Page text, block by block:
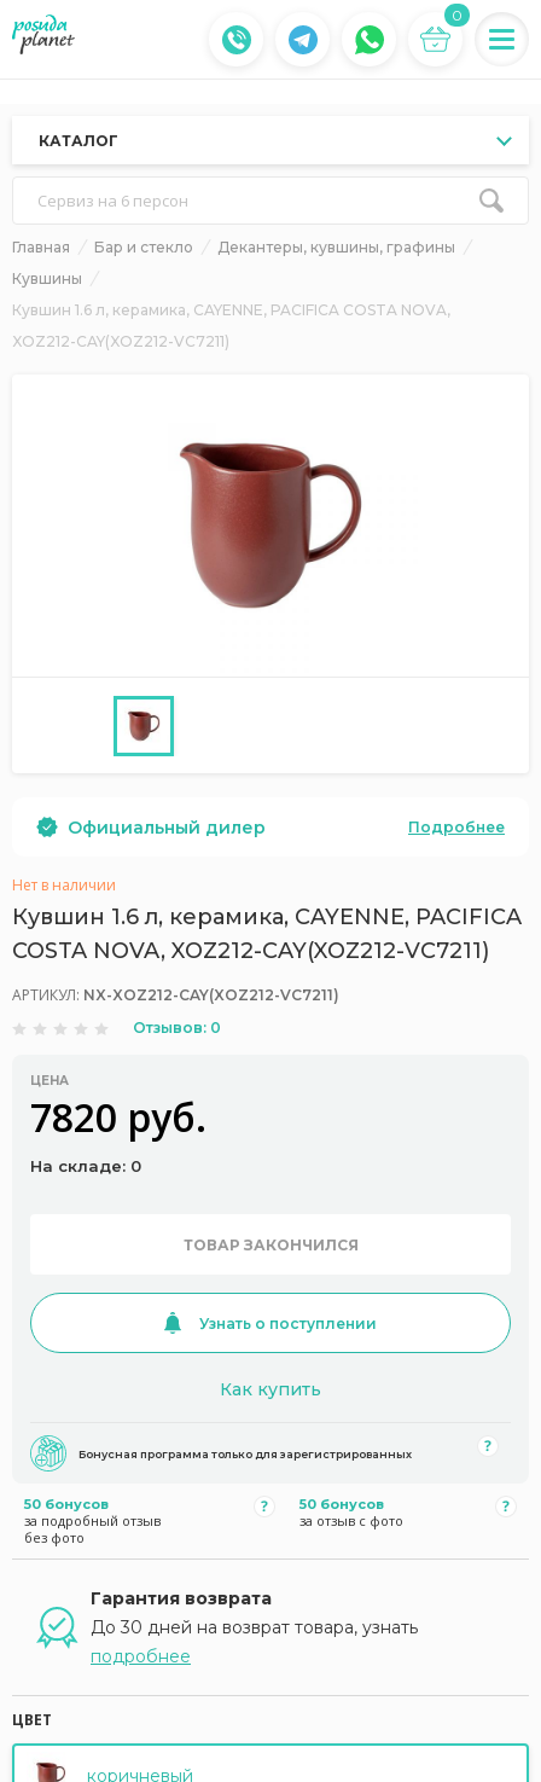
0
КАТАЛОГ
Сервиз на 6 персон
Главная Бар и стекло
Декантеры, кувшины, графины
Кувшины
Кувшин 1.6 л, керамика, CAYENNE, PACIFICA COSTA NOVA,
XOZ212-CAY(XOZ212-VC7211)
Официальный дилер Подробнее
Нет в наличии
Кувшин 1.6 л, керамика, CAYENNE, PACIFICA
COSTA NOVA, XOZ212-CAY(XOZ212-VC7211)
АРТИКУЛ: NX-XOZ212-CAY(XOZ212-VC7211)
Отзывов: 0
ЦЕНА
7820 руб.
На складе: 0
ТОВАР ЗАКОНЧИЛСЯ
Узнать о поступлении
Как купить
Бонусная программа только для зарегистрированных
50 бонусов
за подробный отзыв
без фото
50 бонусов
за отзыв с фото
Гарантия возврата
До 30 дней на возврат товара, узнать
подробнее
ЦВЕТ
коричневый